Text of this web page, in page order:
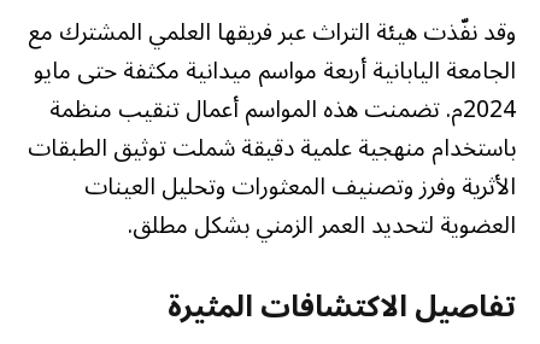
وقد نفّذت هيئة التراث عبر فريقها العلمي المشترك مع
الجامعة اليابانية أربعة مواسم ميدانية مكثفة حتى مايو
2024م. تضمنت هذه المواسم أعمال تنقيب منظمة
باستخدام منهجية علمية دقيقة شملت توثيق الطبقات
الأثرية وفرز وتصنيف المعثورات وتحليل العينات
العضوية لتحديد العمر الزمني بشكل مطلق.
تفاصيل الاكتشافات المثيرة